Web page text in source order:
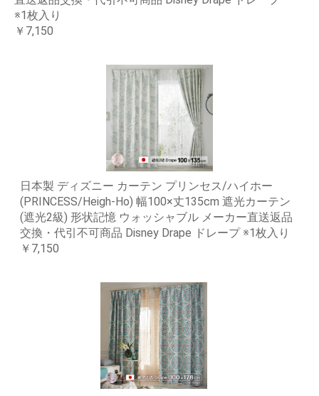
※1枚入り
￥7,150
日本製 ディズニー カーテン プリンセス/ハイホー
(PRINCESS/Heigh-Ho) 幅100×丈135cm 遮光カーテン
(遮光2級) 形状記憶 ウォッシャブル メーカー直送返品
交換・代引不可商品 Disney Drape ドレープ ※1枚入り
￥7,150